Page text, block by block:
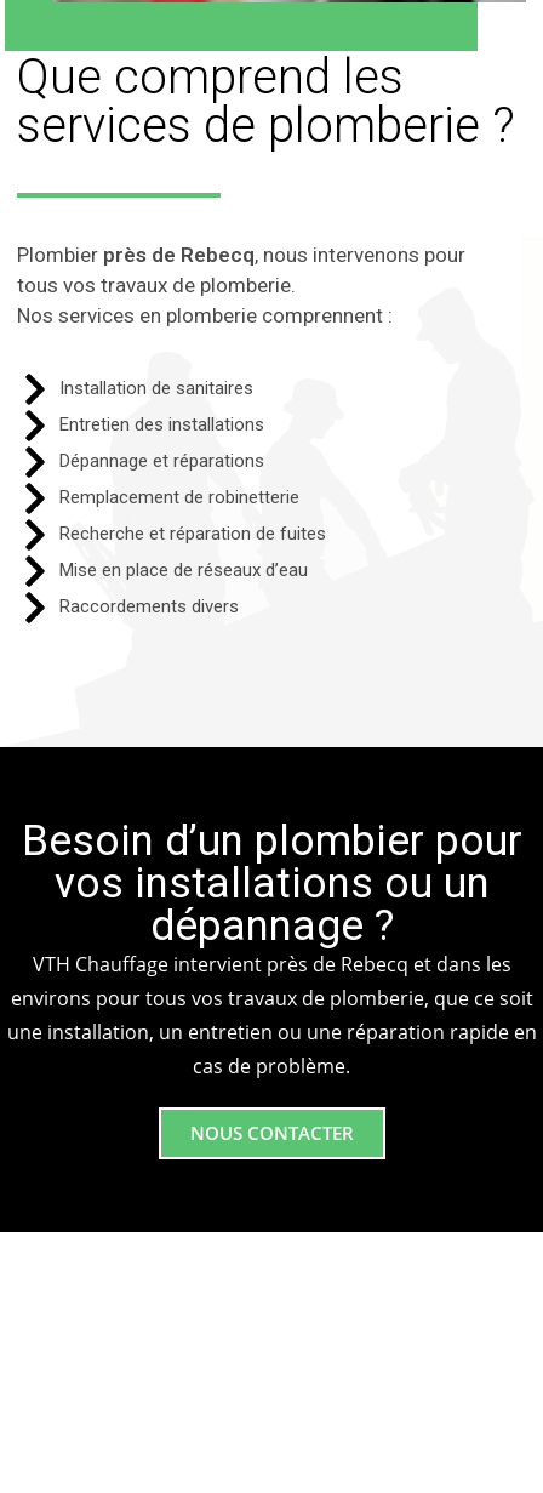
Que comprend les
services de plomberie ?
Plombier près de Rebecq, nous intervenons pour
tous vos travaux de plomberie.
Nos services en plomberie comprennent :
Installation de sanitaires
Entretien des installations
Dépannage et réparations
Remplacement de robinetterie
Recherche et réparation de fuites
Mise en place de réseaux d’eau
Raccordements divers​
Besoin d’un plombier pour
vos installations ou un
dépannage ?
VTH Chauffage intervient près de Rebecq et dans les
environs pour tous vos travaux de plomberie, que ce soit
une installation, un entretien ou une réparation rapide en
cas de problème.
NOUS CONTACTER